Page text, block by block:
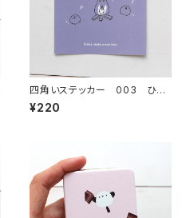
四角いステッカー 003 ひよ
こさんキャンプ
¥220